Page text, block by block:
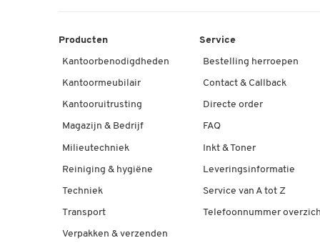
Producten
Kantoorbenodigdheden
Kantoormeubilair
Kantooruitrusting
Magazijn & Bedrijf
Milieutechniek
Reiniging & hygiëne
Techniek
Transport
Verpakken & verzenden
Service
Bestelling herroepen
Contact & Callback
Directe order
FAQ
Inkt & Toner
Leveringsinformatie
Service van A tot Z
Telefoonnummer